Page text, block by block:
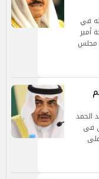
في
أمير
مجلس
الحمد
فى